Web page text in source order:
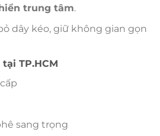
trung tâm.
dây kéo, giữ không gian gọn
TP.HCM
sang trọng